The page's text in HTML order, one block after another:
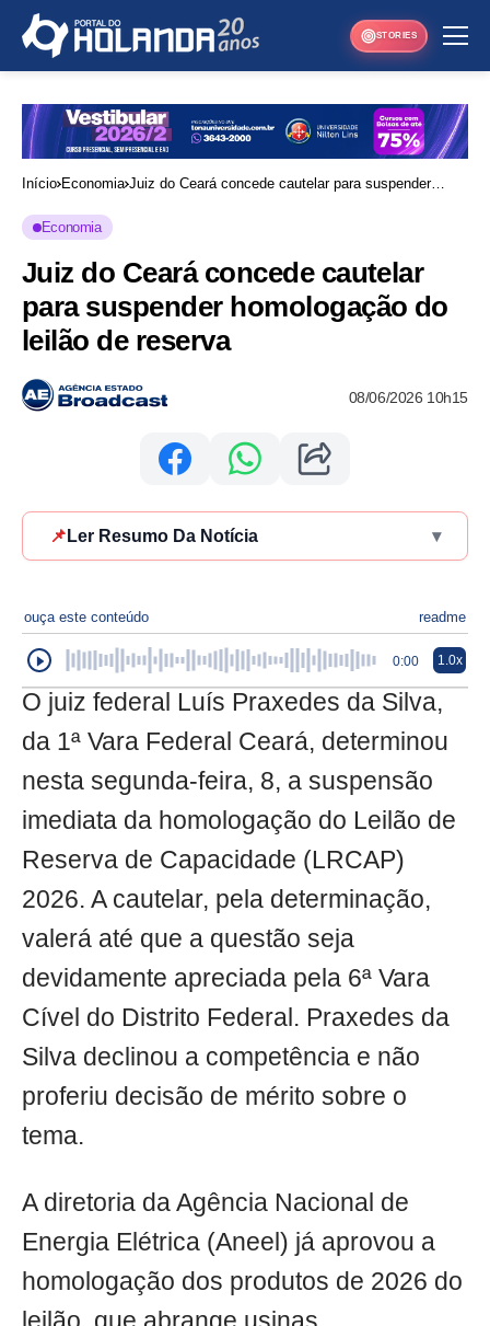
STORIES
Início Economia Juiz do Ceará concede cautelar para suspender
Economia
Juiz do Ceará concede cautelar
para suspender homologação do
leilão de reserva
08/06/2026 10h15
📌 Ler Resumo Da Notícia ▾
ouça este conteúdo readme
0:00 1.0x
O juiz federal Luís Praxedes da Silva,
da 1ª Vara Federal Ceará, determinou
nesta segunda-feira, 8, a suspensão
imediata da homologação do Leilão de
Reserva de Capacidade (LRCAP)
2026. A cautelar, pela determinação,
valerá até que a questão seja
devidamente apreciada pela 6ª Vara
Cível do Distrito Federal. Praxedes da
Silva declinou a competência e não
proferiu decisão de mérito sobre o
tema.
A diretoria da Agência Nacional de
Energia Elétrica (Aneel) já aprovou a
homologação dos produtos de 2026 do